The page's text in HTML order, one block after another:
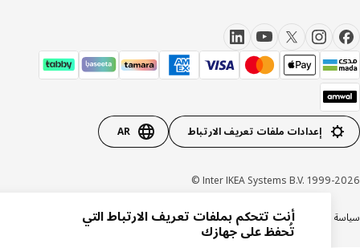
إعدادات ملفات تعريف الارتباط AR
Inter IKEA Systems B.V. 1999-
الخصوصية سياسة الكوكيزالشروط والأحكام شهادة ضريبة القيمة المضافة
أنت تتحكم بملفات تعريف الارتباط التي
تُحفظ على جهازك